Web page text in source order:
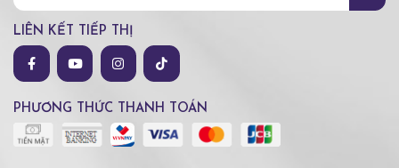
LIÊN KẾT TIẾP THỊ
PHƯƠNG THỨC THANH TOÁN